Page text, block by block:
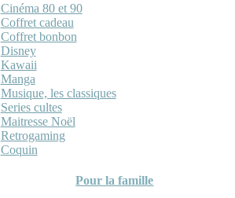
Cinéma 80 et 90
Coffret cadeau
Coffret bonbon
Disney
Kawaii
Manga
Musique, les classiques
Series cultes
Maitresse Noël
Retrogaming
Coquin
Pour la famille